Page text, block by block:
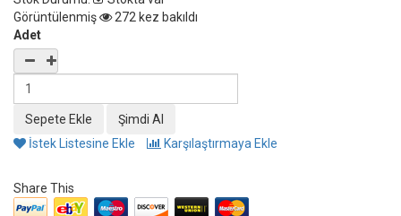
Görüntülenmiş
272 kez bakıldı
Adet
İstek Listesine Ekle Karşılaştırmaya Ekle
Share This